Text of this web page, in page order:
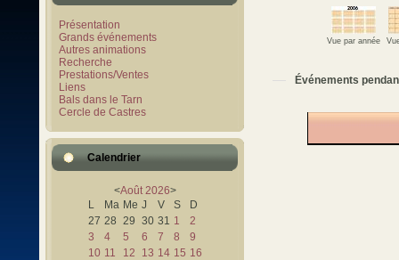
Présentation
Grands événements
Autres animations
Recherche
Prestations/Ventes
Liens
Bals dans le Tarn
Cercle de Castres
Calendrier
<Août 2026>
L
Ma Me J V S
D
27 28 29 30 31 1
2
3
4 5 6 7 8
9
10 11 12 13 14 15 16
Vue par année
Événements